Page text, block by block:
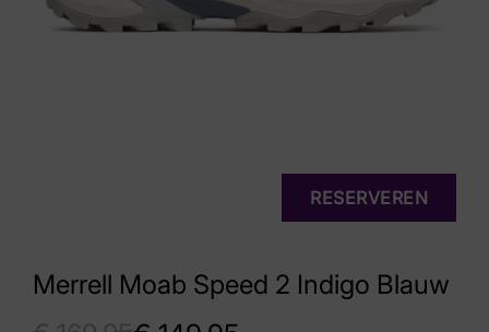
Merrell Moab Speed 2 Indigo Blauw
RESERVEREN